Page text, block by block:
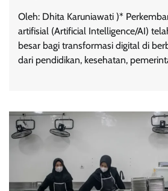
Oleh: Dhita Karuniawati )*
artifisial (Artificial Intelligence/AI)
besar bagi transformasi digital di
dari pendidikan, kesehatan,